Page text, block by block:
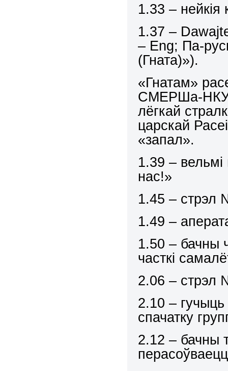
1.33 – нейкія
1.37 –
– Eng; Па-
(Гната)»).
«Гнатам»
СМЕРШа-НКУС
лёгкай
царскай
«запал».
1.39 –
нас!»
1.45 – стрэл
1.49 –
1.50 – бачны
часткі
2.06 – стрэл
2.10 –
спачатку
2.12 – бачны